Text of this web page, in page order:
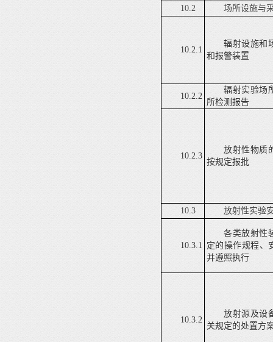
10.2
场所设施与
10.2.1
辐射设施和
和报警装置
10.2.2
辐射实验场
所检测报告
10.2.3
放射性物质
按规定报批
10.3 放射性实验
10.3.1
各类放射性
定的操作规程、
并遵照执行
10.3.2
放射源及设
关规定的处置方